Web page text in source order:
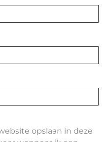
opslaan in deze